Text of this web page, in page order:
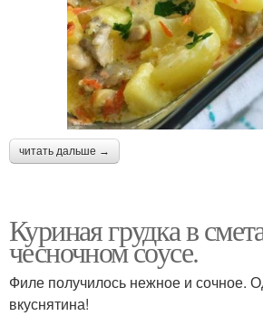
читать дальше →
Куриная грудка в
чесночном соусе.
Филе получилось нежное и сочное.
вкуснятина!